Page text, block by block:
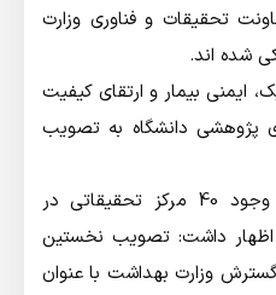
تحقیقات و فناوری وزارت
شده اند.
ایمنی بیمار و ارتقای کیفیت
پژوهشی دانشگاه به تصویب
تفقدی با اشاره به اینکه به وجود 40 مرکز تحقیقاتی در
اظهار داشت: تصویب نخستین
وزارت بهداشت با عنوان